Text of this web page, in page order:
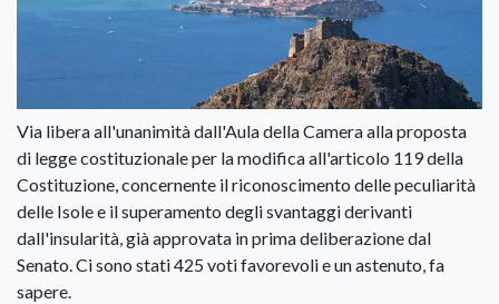
Via libera all'unanimità dall'Aula della Camera alla proposta
di legge costituzionale per la modifica all'articolo 119 della
Costituzione, concernente il riconoscimento delle peculiarità
delle Isole e il superamento degli svantaggi derivanti
dall'insularità, già approvata in prima deliberazione dal
Senato. Ci sono stati 425 voti favorevoli e un astenuto, fa
sapere.